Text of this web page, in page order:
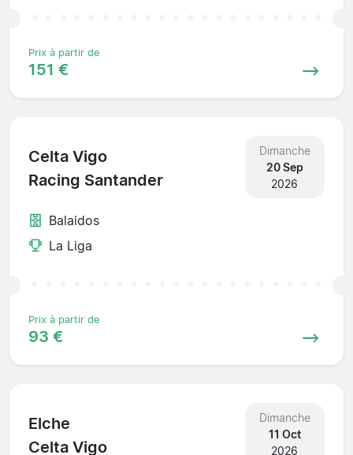
Prix à partir de
151 €
Celta Vigo
Racing Santander
Dimanche
20 Sep
2026
Balaidos
La Liga
Prix à partir de
93 €
Elche
Celta Vigo
Dimanche
11 Oct
2026